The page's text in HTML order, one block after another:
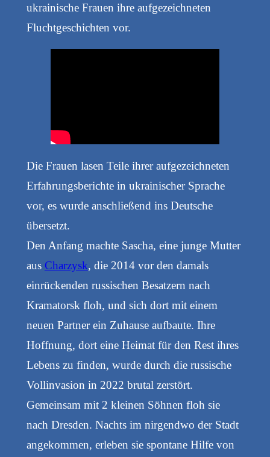
ukrainische Frauen ihre aufgezeichneten
Fluchtgeschichten vor.
Die Frauen lasen Teile ihrer aufgezeichneten
Erfahrungsberichte in ukrainischer Sprache
vor, es wurde anschließend ins Deutsche
übersetzt.
Den Anfang machte Sascha, eine junge Mutter
aus Charzysk, die 2014 vor den damals
einrückenden russischen Besatzern nach
Kramatorsk floh, und sich dort mit einem
neuen Partner ein Zuhause aufbaute. Ihre
Hoffnung, dort eine Heimat für den Rest ihres
Lebens zu finden, wurde durch die russische
Vollinvasion in 2022 brutal zerstört.
Gemeinsam mit 2 kleinen Söhnen floh sie
nach Dresden. Nachts im nirgendwo der Stadt
angekommen, erleben sie spontane Hilfe von